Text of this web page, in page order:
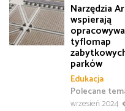
Narzędzia
wspierają
tyflomap
parków
Edukacja
Polecane
wrzesień 2024